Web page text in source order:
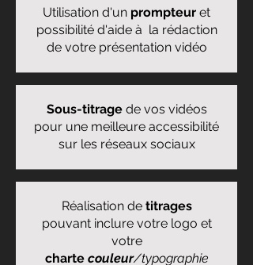
Utilisation d'un prompteur et
possibilité d'aide à la rédaction
de votre présentation vidéo
Sous-titragede vos vidéos
pour une meilleure accessibilité
sur les réseaux sociaux
Réalisation de titrages
pouvant inclure votre logo et
votre
charte couleur/typographie